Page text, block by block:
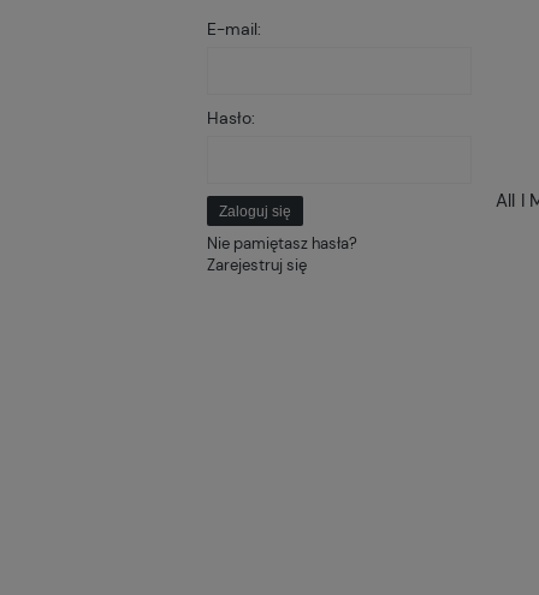
E-mail:
Hasło:
Zaloguj się
Nie pamiętasz hasła?
Zarejestruj się